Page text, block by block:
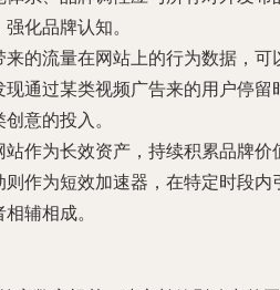
化品牌认知。
来的流量在网站上的行为数据，可
现通过某类视频广告来的用户停留
意的投入。
站作为长效资产，持续积累品牌价
作为短效加速器，在特定时段内
辅相成。